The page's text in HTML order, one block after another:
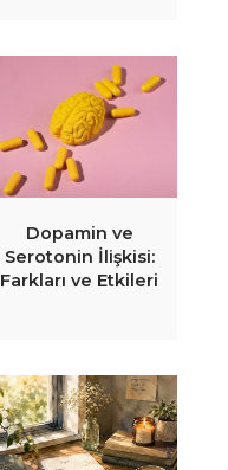
Dopamin ve
Serotonin İlişkisi:
Farkları ve Etkileri